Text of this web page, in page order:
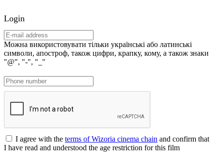
Login
Можна використовувати тільки українські або латинські
символи, апостроф, також цифри, крапку, кому, а також знаки
"@", "-", "_"
I agree with the terms of Wizoria cinema chain and confirm that
I have read and understood the age restriction for this film